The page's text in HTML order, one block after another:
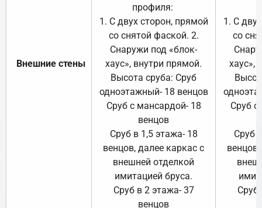
Внешние стены
профиля:
1. С двух сторон, прямой
со снятой фаской. 2.
Снаружи под «блок-
хаус», внутри прямой.
Высота сруба: Сруб
одноэтажный- 18 венцов
Сруб с мансардой- 18
венцов
Сруб в 1,5 этажа- 18
венцов, далее каркас с
внешней отделкой
имитацией бруса.
Сруб в 2 этажа- 37
венцов
1. С
со
хаус»,
Сруб с
Сруб
Сруб